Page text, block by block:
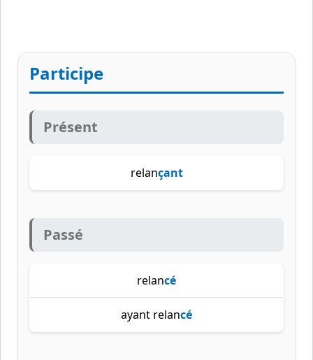
Participe
Présent
relançant
Passé
relancé
ayant relancé